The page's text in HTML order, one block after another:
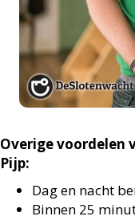
Overige voordelen
Pijp:
Dag en nacht
Binnen 25